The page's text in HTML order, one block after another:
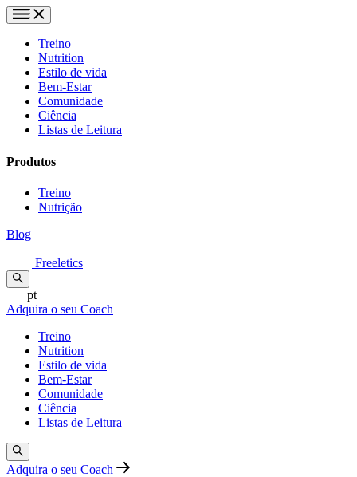
Treino
Nutrition
Estilo de vida
Bem-Estar
Comunidade
Ciência
Listas de Leitura
Produtos
Treino
Nutrição
Blog
Freeletics
pt
Adquira o seu Coach
Treino
Nutrition
Estilo de vida
Bem-Estar
Comunidade
Ciência
Listas de Leitura
Adquira o seu Coach